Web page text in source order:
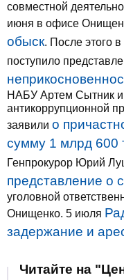
совместной
июня в офисе
обыск. После этого
поступило
НАБУ Артем Сытник и
антикоррупционной
заявили о
сумму 1 млрд 600
Генпрокурор Юрий
представление о
уголовной
Онищенко. 5 июля
задержание и
Читайте на